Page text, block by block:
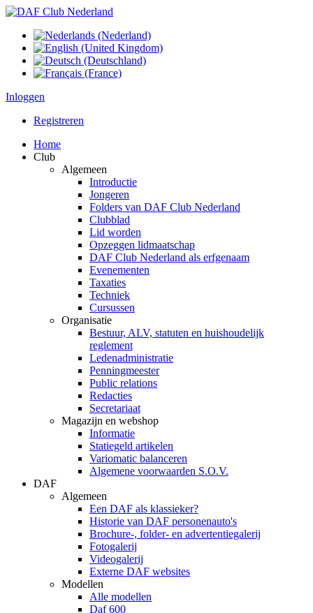
Inloggen
Registreren
Home
Club
Algemeen
Introductie
Jongeren
Folders van DAF Club Nederland
Clubblad
Lid worden
Opzeggen lidmaatschap
DAF Club Nederland als erfgenaam
Evenementen
Taxaties
Techniek
Cursussen
Organisatie
Bestuur, ALV, statuten en huishoudelijk
reglement
Ledenadministratie
Penningmeester
Public relations
Redacties
Secretariaat
Magazijn en webshop
Informatie
Statiegeld artikelen
Variomatic balanceren
Algemene voorwaarden S.O.V.
DAF
Algemeen
Een DAF als klassieker?
Historie van DAF personenauto's
Brochure-, folder- en advertentiegalerij
Fotogalerij
Videogalerij
Externe DAF websites
Modellen
Alle modellen
Daf 600